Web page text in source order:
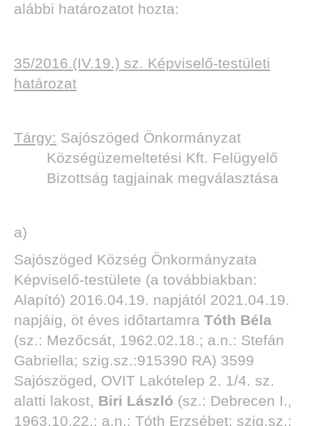
alábbi határozatot hozta:
35/2016.(IV.19.) sz. Képviselő-testületi
határozat
Tárgy: Sajószöged Önkormányzat
Községüzemeltetési Kft. Felügyelő
Bizottság tagjainak megválasztása
a)
Sajószöged Község Önkormányzata
Képviselő-testülete (a továbbiakban:
Alapító) 2016.04.19. napjától 2021.04.19.
napjáig, öt éves időtartamra Tóth Béla
(sz.: Mezőcsát, 1962.02.18.; a.n.: Stefán
Gabriella; szig.sz.:915390 RA) 3599
Sajószöged, OVIT Lakótelep 2. 1/4. sz.
alatti lakost, Biri László (sz.: Debrecen I.,
1963.10.22.; a.n.: Tóth Erzsébet; szig.sz.: